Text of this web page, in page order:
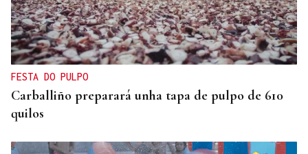
FESTA DO PULPO
Carballiño preparará unha tapa de pulpo de 610
quilos